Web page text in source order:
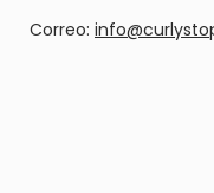
Correo: